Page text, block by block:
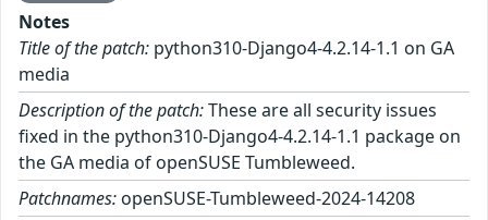
Notes
Title of the patch: python310-Django4-4.2.14-1.1 on GA
media
Description of the patch:These are all security issues
fixed in the python310-Django4-4.2.14-1.1 package on
the GA media of openSUSE Tumbleweed.
Patchnames: openSUSE-Tumbleweed-2024-14208